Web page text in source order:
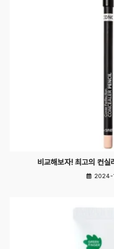
비교해보자! 최고의 컨실
2024-